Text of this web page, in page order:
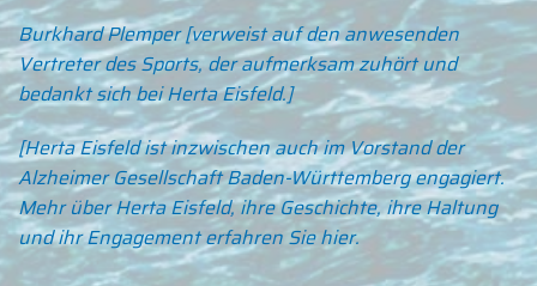
Burkhard Plemper [verweist auf den anwesenden
Vertreter des Sports, der aufmerksam zuhört und
bedankt sich bei Herta Eisfeld.]
[Herta Eisfeld ist inzwischen auch im Vorstand der
Alzheimer Gesellschaft Baden-Württemberg engagiert.
Mehr über Herta Eisfeld, ihre Geschichte, ihre Haltung
und ihr Engagement erfahren Siehier.